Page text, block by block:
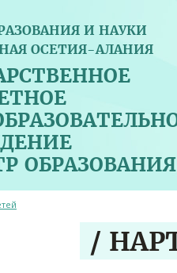
И НАУКИ
ОСЕТИЯ-АЛАНИЯ
/